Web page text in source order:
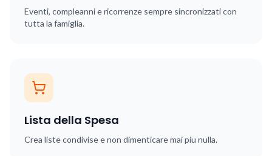
Eventi, compleanni e ricorrenze sempre sincronizzati con
tutta la famiglia.
Lista della Spesa
Crea liste condivise e non dimenticare mai piu nulla.